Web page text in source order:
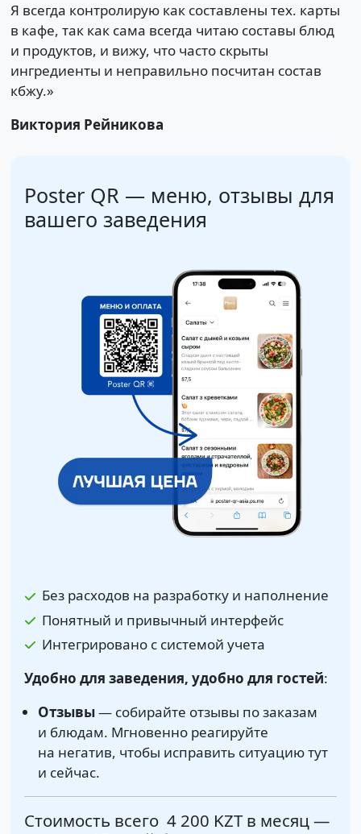
Я всегда контролирую как составлены тех. карты
в кафе, так как сама всегда читаю составы блюд
и продуктов, и вижу, что часто скрыты
ингредиенты и неправильно посчитан состав
кбжу.»
Виктория Рейникова
Poster QR — меню, отзывы для
вашего заведения
Без расходов на разработку и наполнение
Понятный и привычный интерфейс
Интегрировано с системой учета
Удобно для заведения, удобно для гостей:
Отзывы— собирайте отзывы по заказам
и блюдам. Мгновенно реагируйте
на негатив, чтобы исправить ситуацию тут
и сейчас.
Стоимость всего 4 200 KZTв месяц —